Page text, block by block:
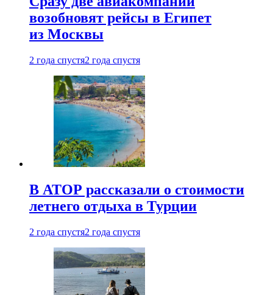
возобновят рейсы в Египет
из Москвы
2 года спустя2 года спустя
В АТОР рассказали о стоимости
летнего отдыха в Турции
2 года спустя2 года спустя